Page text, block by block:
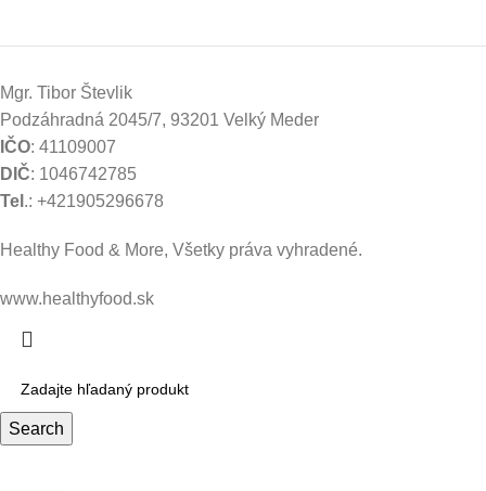
Mgr. Tibor Števlik
Podzáhradná 2045/7, 93201 Velký Meder
IČO: 41109007
DIČ: 1046742785
Tel .: +421905296678
Healthy Food & More, Všetky práva vyhradené.
www.healthyfood.sk
Search